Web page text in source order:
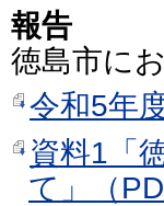
報告
徳島市に
令和5年
資料1「
て」（